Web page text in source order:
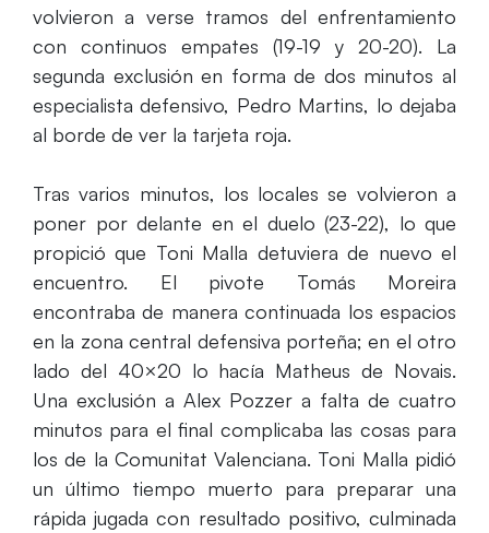
volvieron a verse tramos del enfrentamiento
con continuos empates (19-19 y 20-20). La
segunda exclusión en forma de dos minutos al
especialista defensivo, Pedro Martins, lo dejaba
al borde de ver la tarjeta roja.
Tras varios minutos, los locales se volvieron a
poner por delante en el duelo (23-22), lo que
propició que Toni Malla detuviera de nuevo el
encuentro. El pivote Tomás Moreira
encontraba de manera continuada los espacios
en la zona central defensiva porteña; en el otro
lado del 40×20 lo hacía Matheus de Novais.
Una exclusión a Alex Pozzer a falta de cuatro
minutos para el final complicaba las cosas para
los de la Comunitat Valenciana. Toni Malla pidió
un último tiempo muerto para preparar una
rápida jugada con resultado positivo, culminada